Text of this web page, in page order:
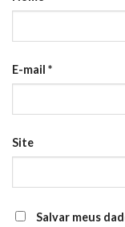
E-mail *
Site
Salvar meus